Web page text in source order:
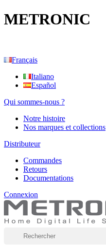
METRONIC
Français
Italiano
Español
Qui sommes-nous ?
Notre histoire
Nos marques et collections
Distributeur
Commandes
Retours
Documentations
Connexion